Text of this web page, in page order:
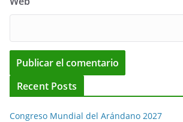
Recent Posts
Congreso Mundial del Arándano 2027